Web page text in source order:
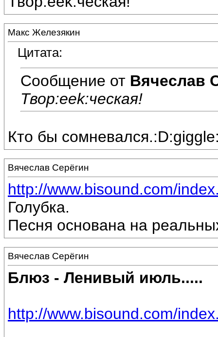
Макс Железякин
Цитата:
Сообщение от Вячеслав
Твор:eek:ческая!
Кто бы
Вячеслав Серёгин
http://www.bisound.com/
Голубка.
Песня основана на
Вячеслав Серёгин
Блюз - Ленивый июль.....
http://www.bisound.com/